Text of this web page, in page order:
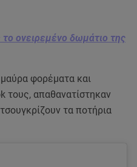
ονειρεμένο δωμάτιο της
φορέματα και
τους, απαθανατίστηκαν
τα ποτήρια